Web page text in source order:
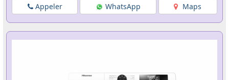
Appeler WhatsApp Maps